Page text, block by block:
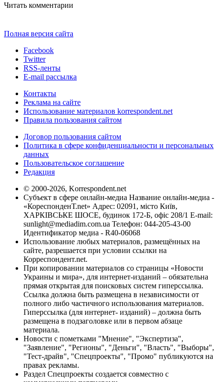
Читать комментарии
Полная версия сайта
Facebook
Twitter
RSS-ленты
E-mail рассылка
Контакты
Реклама на сайте
Использование материалов korrespondent.net
Правила пользования сайтом
Договор пользования сайтом
Политика в сфере конфиденциальности и персональных
данных
Пользовательское соглашение
Редакция
© 2000-2026, Korrespondent.net
Субъект в сфере онлайн-медиа Название онлайн-медиа -
«КореспонденТ.net» Адрес: 02091, місто Київ,
ХАРКІВСЬКЕ ШОСЕ, будинок 172-Б, офіс 208/1 E-mail:
sunlight@mediadim.com.ua Телефон: 044-205-43-00
Идентификатор медиа - R40-06068
Использование любых материалов, размещённых на
сайте, разрешается при условии ссылки на
Корреспондент.net.
При копировании материалов со страницы «Новости
Украины и мира», для интернет-изданий – обязательна
прямая открытая для поисковых систем гиперссылка.
Ссылка должна быть размещена в независимости от
полного либо частичного использования материалов.
Гиперссылка (для интернет- изданий) – должна быть
размещена в подзаголовке или в первом абзаце
материала.
Новости с пометками "Мнение", "Экспертиза",
"Заявление", "Регионы", "Деньги", "Власть", "Выборы",
"Тест-драйв", "Спецпроекты", "Промо" публикуются на
правах рекламы.
Раздел Спецпроекты создается совместно с